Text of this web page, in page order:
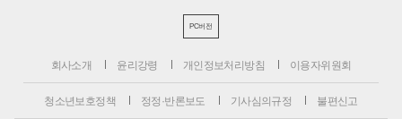
PC버전
회사소개 윤리강령 개인정보처리방침 이용자위원회
청소년보호정책 정정·반론보도 기사심의규정 불편신고